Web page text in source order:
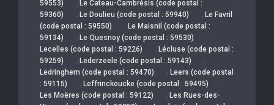
59553)
, Le Cateau-Cambrésis (code postal :
59360)
, Le Doulieu (code postal : 59940) , Le Favril
(code postal : 59550)
, Le Maisnil (code postal :
59134)
, Le Quesnoy (code postal : 59530) ,
Lecelles (code postal : 59226) , Lécluse (code postal :
59259)
, Lederzeele (code postal : 59143) ,
Ledringhem (code postal : 59470) , Leers (code postal
: 59115)
, Leffrinckoucke (code postal : 59495) ,
Les Moëres (code postal : 59122) , Les Rues-des-